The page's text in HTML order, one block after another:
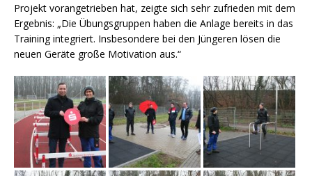
Projekt vorangetrieben hat, zeigte sich sehr zufrieden mit dem
Ergebnis: „Die Übungsgruppen haben die Anlage bereits in das
Training integriert. Insbesondere bei den Jüngeren lösen die
neuen Geräte große Motivation aus.“